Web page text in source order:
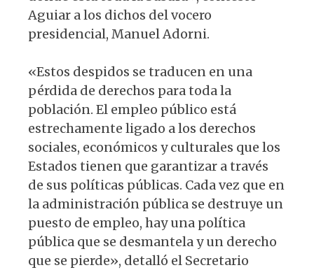
Aguiar a los dichos del vocero
presidencial, Manuel Adorni.
«Estos despidos se traducen en una
pérdida de derechos para toda la
población. El empleo público está
estrechamente ligado a los derechos
sociales, económicos y culturales que los
Estados tienen que garantizar a través
de sus políticas públicas. Cada vez que en
la administración pública se destruye un
puesto de empleo, hay una política
pública que se desmantela y un derecho
que se pierde», detalló el Secretario